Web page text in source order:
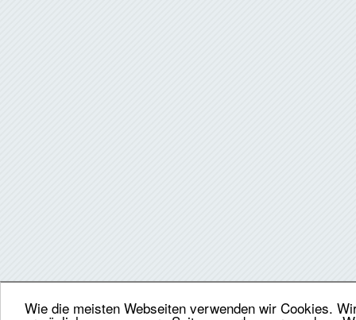
Wie die meisten Webseiten verwenden wir Cookies.